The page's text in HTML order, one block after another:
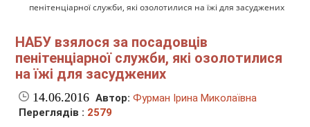
пенітенціарної служби, які озолотилися на їжі для засуджених
НАБУ взялося за посадовців
пенітенціарної служби, які озолотилися
на їжі для засуджених
14.06.2016 Автор: Фурман Ірина Миколаївна
Переглядів : 2579